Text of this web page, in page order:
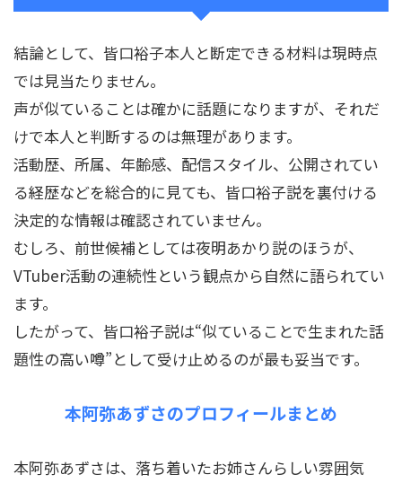
結論として、皆口裕子本人と断定できる材料は現時点
では見当たりません。
声が似ていることは確かに話題になりますが、それだ
けで本人と判断するのは無理があります。
活動歴、所属、年齢感、配信スタイル、公開されてい
る経歴などを総合的に見ても、皆口裕子説を裏付ける
決定的な情報は確認されていません。
むしろ、前世候補としては夜明あかり説のほうが、
VTuber活動の連続性という観点から自然に語られてい
ます。
したがって、皆口裕子説は“似ていることで生まれた話
題性の高い噂”として受け止めるのが最も妥当です。
本阿弥あずさのプロフィールまとめ
本阿弥あずさは、落ち着いたお姉さんらしい雰囲気